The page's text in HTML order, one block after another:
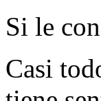
Si le
Casi